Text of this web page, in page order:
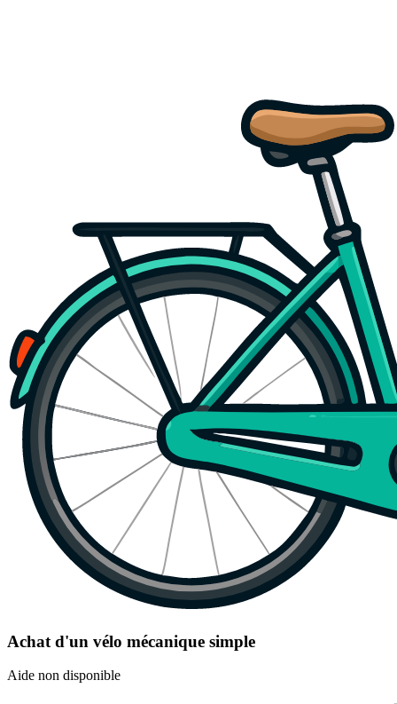
Achat d'un vélo mécanique simple
Aide non disponible